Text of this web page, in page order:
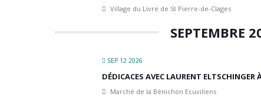
Village du Livre de St Pierre-de-Clages
SEPTEMBRE
SEP 12 2026
DÉDICACES AVEC LAURENT ELTSCHINGER
Marché de la Bénichon Ecuvillens